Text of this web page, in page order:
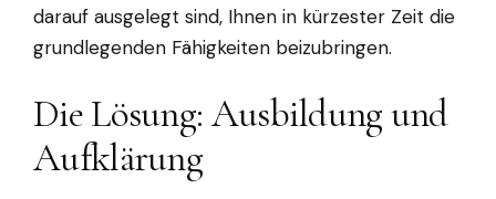
darauf ausgelegt sind, Ihnen in kürzester Zeit die
grundlegenden Fähigkeiten beizubringen.
Die Lösung: Ausbildung und
Aufklärung